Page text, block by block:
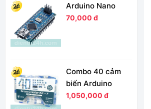
Arduino Nano
70,000 đ
Combo 40 cảm
biến Arduino
1,050,000 đ